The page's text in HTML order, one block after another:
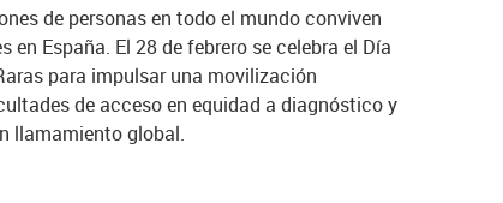
de personas en todo el mundo conviven
España. El 28 de febrero se celebra el Día
para impulsar una movilización
de acceso en equidad a diagnóstico y
llamamiento global.